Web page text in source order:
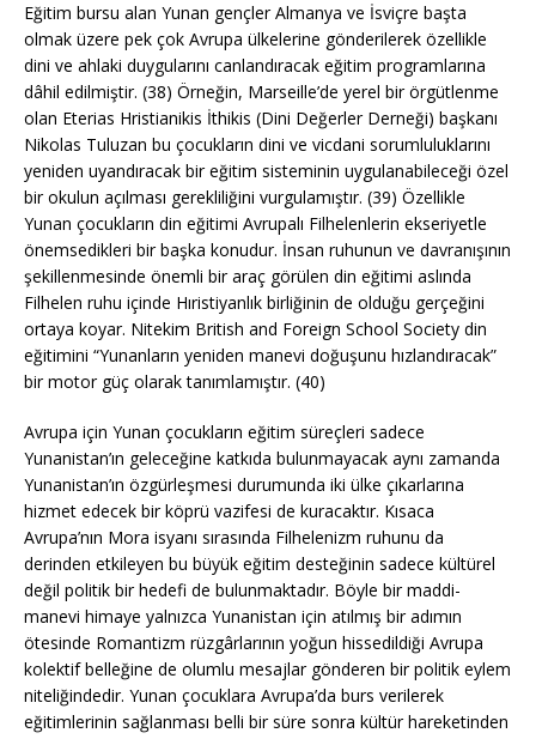
Eğitim bursu alan Yunan gençler Almanya ve İsviçre başta
olmak üzere pek çok Avrupa ülkelerine gönderilerek özellikle
dini ve ahlaki duygularını canlandıracak eğitim programlarına
dâhil edilmiştir. (38) Örneğin, Marseille’de yerel bir örgütlenme
olan Eterias Hristianikis İthikis (Dini Değerler Derneği) başkanı
Nikolas Tuluzan bu çocukların dini ve vicdani sorumluluklarını
yeniden uyandıracak bir eğitim sisteminin uygulanabileceği özel
bir okulun açılması gerekliliğini vurgulamıştır. (39) Özellikle
Yunan çocukların din eğitimi Avrupalı Filhelenlerin ekseriyetle
önemsedikleri bir başka konudur. İnsan ruhunun ve davranışının
şekillenmesinde önemli bir araç görülen din eğitimi aslında
Filhelen ruhu içinde Hıristiyanlık birliğinin de olduğu gerçeğini
ortaya koyar. Nitekim British and Foreign School Society din
eğitimini “Yunanların yeniden manevi doğuşunu hızlandıracak”
bir motor güç olarak tanımlamıştır. (40)
Avrupa için Yunan çocukların eğitim süreçleri sadece
Yunanistan’ın geleceğine katkıda bulunmayacak aynı zamanda
Yunanistan’ın özgürleşmesi durumunda iki ülke çıkarlarına
hizmet edecek bir köprü vazifesi de kuracaktır. Kısaca
Avrupa’nın Mora isyanı sırasında Filhelenizm ruhunu da
derinden etkileyen bu büyük eğitim desteğinin sadece kültürel
değil politik bir hedefi de bulunmaktadır. Böyle bir maddi-
manevi himaye yalnızca Yunanistan için atılmış bir adımın
ötesinde Romantizm rüzgârlarının yoğun hissedildiği Avrupa
kolektif belleğine de olumlu mesajlar gönderen bir politik eylem
niteliğindedir. Yunan çocuklara Avrupa’da burs verilerek
eğitimlerinin sağlanması belli bir süre sonra kültür hareketinden